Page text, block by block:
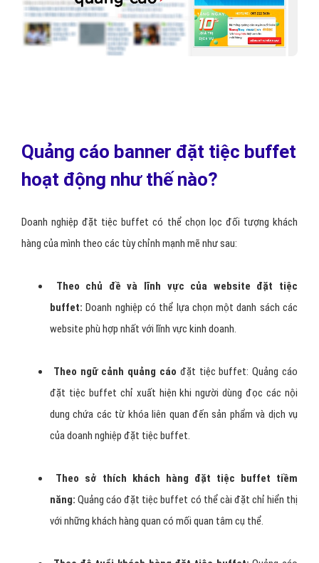
Quảng cáo banner đặt tiệc buffet
hoạt động như thế nào?
Doanh nghiệp đặt tiệc buffet có thể chọn lọc đối tượng khách
hàng của mình theo các tùy chỉnh mạnh mẽ như sau:
Theo chủ đề và lĩnh vực của website đặt tiệc
buffet: Doanh nghiệp có thể lựa chọn một danh sách các
website phù hợp nhất với lĩnh vực kinh doanh.
Theo ngữ cảnh quảng cáo đặt tiệc buffet: Quảng cáo
đặt tiệc buffet chỉ xuất hiện khi người dùng đọc các nội
dung chứa các từ khóa liên quan đến sản phẩm và dịch vụ
của doanh nghiệp đặt tiệc buffet.
Theo sở thích khách hàng đặt tiệc buffet tiềm
năng: Quảng cáo đặt tiệc buffet có thể cài đặt chỉ hiển thị
với những khách hàng quan có mối quan tâm cụ thể.